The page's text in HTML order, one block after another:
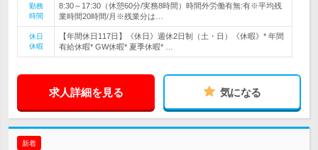
勤務
時間
8:30～17:30（休憩60分/実務8時間）時間外労働有無:有※平均残
業時間20時間/月※残業分は…
休日
休暇
【年間休日117日】《休日》週休2日制（土・日）《休暇》* 年間
有給休暇* GW休暇* 夏季休暇* …
求人詳細を見る 気になる
新着